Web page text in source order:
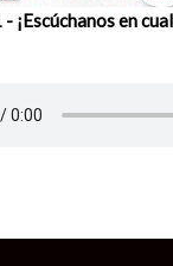
¡Escúchanos en